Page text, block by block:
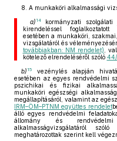
8. A munkaköri alkalmassági
a) 14kormányzati szolgálati
kirendeléssel
esetében a munkaköri,
vizsgálatáról és
továbbiakban: NM rendelet) ,
kötelező elrendeléséről szóló
b) 15
vezénylés alapján
esetében az egyes rendvédelmi
pszichikai és fizikai
munkaköri egészségi
megállapításáról, valamint az
IRM–ÖM–PTNM együttes rendelet
álló egyes rendvédelmi
állomány és
alkalmasságvizsgálatáról
meghatározottak szerint kell